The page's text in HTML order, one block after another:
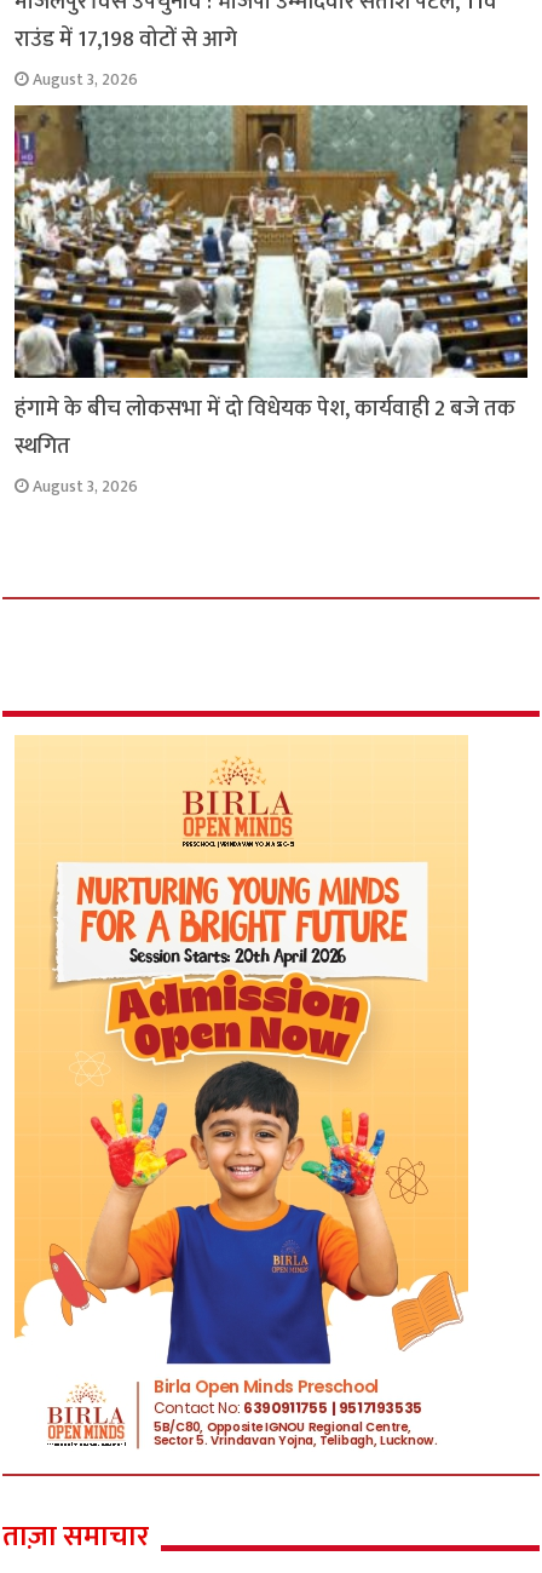
राउंड में 17,198 वोटों से आगे
August 3, 2026
हंगामे के बीच लोकसभा में दो विधेयक पेश, कार्यवाही 2 बजे तक
स्थगित
August 3, 2026
ताज़ा समाचार